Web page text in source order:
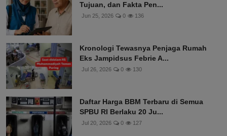
Tujuan, dan Fakta Pen...
Jun 25, 2026 0 136
Kronologi Tewasnya Penjaga Rumah
Eks Jampidsus Febrie A...
Jul 26, 2026 0 130
Daftar Harga BBM Terbaru di Semua
SPBU RI Berlaku 20 Ju...
Jul 20, 2026 0 127